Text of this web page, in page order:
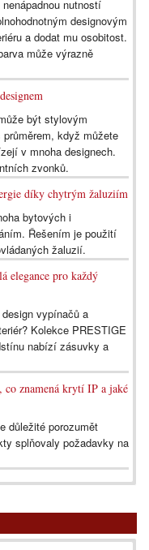
nutností
designovým
a dodat mu osobitost.
může výrazně
být stylovým
když můžete
v mnoha designech.
zvonků.
díky chytrým žaluziím
bytových i
Řešením je použití
žaluzií.
elegance pro každý
vypínačů a
Kolekce PRESTIGE
nabízí zásuvky a
znamená krytí IP a jaké
důležité porozumět
splňovaly požadavky na